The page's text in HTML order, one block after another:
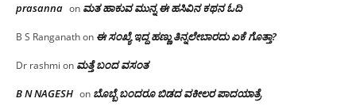
prasanna on ಮತ ಹಾಕುವ ಮುನ್ನ ಈ ಹಸಿವಿನ ಕಥನ ಓದಿ
B S Ranganathon ಈ ಸಂಖ್ಯೆ ಇದ್ದ ಹಣ್ಣು ತಿನ್ನಲೇಬಾರದು ಏಕೆ ಗೊತ್ತಾ?
Dr rashmi on ಮತ್ತೆ ಬಂದ ವಸಂತ
B N NAGESH on ಬೊಬ್ಬೆ ಬಂದರೂ ಬಿಡದ ವಕೀಲರ ಪಾದಯಾತ್ರೆ